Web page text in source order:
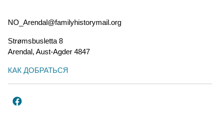
NO_Arendal@familyhistorymail.org
Strømsbusletta 8
Arendal, Aust-Agder 4847
КАК ДОБРАТЬСЯ